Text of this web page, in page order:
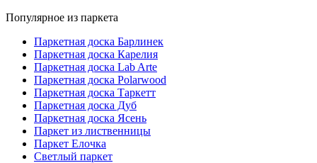
Популярное из паркета
Паркетная доска Барлинек
Паркетная доска Карелия
Паркетная доска Lab Arte
Паркетная доска Polarwood
Паркетная доска Таркетт
Паркетная доска Дуб
Паркетная доска Ясень
Паркет из лиственницы
Паркет Елочка
Светлый паркет